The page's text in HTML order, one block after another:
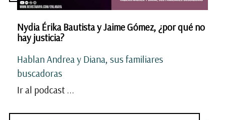
Nydia Érika Bautista y Jaime Gómez, ¿por qué no
hay justicia?
Hablan Andrea y Diana, sus familiares
buscadoras
Ir al podcast ...